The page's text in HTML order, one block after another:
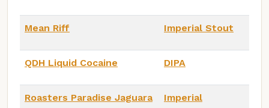
Mean Riff Imperial Stout
QDH Liquid Cocaine DIPA
Roasters Paradise Jaguara
Imperial